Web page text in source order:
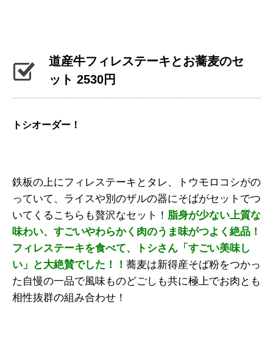
道産牛フィレステーキとお蕎麦のセ
ット 2530円
トシオーダー！
鉄板の上にフィレステーキとタレ、トウモロコシがの
っていて、ライスや別のザルの器にそばがセットでつ
いてくるこちらも贅沢なセット！ 脂身が少ない上質な
味わい、すごいやわらかく肉のうま味がつよく 絶品！
フィレステーキを食べて、トシさん「すごい美味し
い」と大絶賛でした！！ 蕎麦は新得産そば粉をつかっ
た自慢の一品で風味ものどごしも共に極上でお肉とも
相性抜群の組み合わせ！